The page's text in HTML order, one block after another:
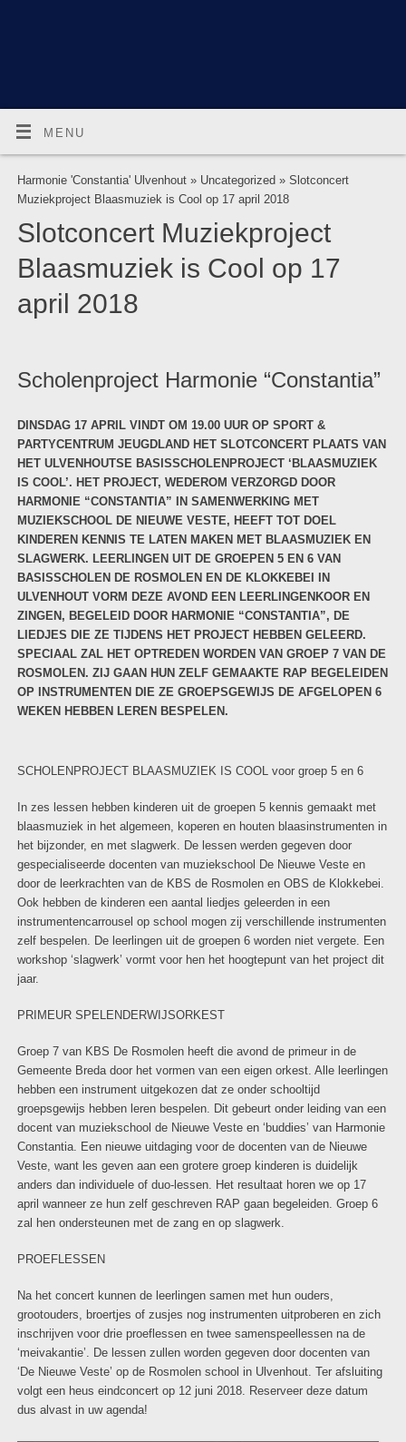
MENU
Harmonie 'Constantia' Ulvenhout» Uncategorized » Slotconcert
Muziekproject Blaasmuziek is Cool op 17 april 2018
Slotconcert Muziekproject
Blaasmuziek is Cool op 17
april 2018
Scholenproject Harmonie “Constantia”
DINSDAG 17 APRIL VINDT OM 19.00 UUR OP SPORT &
PARTYCENTRUM JEUGDLAND HET SLOTCONCERT PLAATS VAN
HET ULVENHOUTSE BASISSCHOLENPROJECT ‘BLAASMUZIEK
IS COOL’. HET PROJECT, WEDEROM VERZORGD DOOR
HARMONIE “CONSTANTIA” IN SAMENWERKING MET
MUZIEKSCHOOL DE NIEUWE VESTE, HEEFT TOT DOEL
KINDEREN KENNIS TE LATEN MAKEN MET BLAASMUZIEK EN
SLAGWERK. LEERLINGEN UIT DE GROEPEN 5 EN 6 VAN
BASISSCHOLEN DE ROSMOLEN EN DE KLOKKEBEI IN
ULVENHOUT VORM DEZE AVOND EEN LEERLINGENKOOR EN
ZINGEN, BEGELEID DOOR HARMONIE “CONSTANTIA”, DE
LIEDJES DIE ZE TIJDENS HET PROJECT HEBBEN GELEERD.
SPECIAAL ZAL HET OPTREDEN WORDEN VAN GROEP 7 VAN DE
ROSMOLEN. ZIJ GAAN HUN ZELF GEMAAKTE RAP BEGELEIDEN
OP INSTRUMENTEN DIE ZE GROEPSGEWIJS DE AFGELOPEN 6
WEKEN HEBBEN LEREN BESPELEN.
SCHOLENPROJECT BLAASMUZIEK IS COOL voor groep 5 en 6
In zes lessen hebben kinderen uit de groepen 5 kennis gemaakt met
blaasmuziek in het algemeen, koperen en houten blaasinstrumenten in
het bijzonder, en met slagwerk. De lessen werden gegeven door
gespecialiseerde docenten van muziekschool De Nieuwe Veste en
door de leerkrachten van de KBS de Rosmolen en OBS de Klokkebei.
Ook hebben de kinderen een aantal liedjes geleerden in een
instrumentencarrousel op school mogen zij verschillende instrumenten
zelf bespelen. De leerlingen uit de groepen 6 worden niet vergete. Een
workshop ‘slagwerk’ vormt voor hen het hoogtepunt van het project dit
jaar.
PRIMEUR SPELENDERWIJSORKEST
Groep 7 van KBS De Rosmolen heeft die avond de primeur in de
Gemeente Breda door het vormen van een eigen orkest. Alle leerlingen
hebben een instrument uitgekozen dat ze onder schooltijd
groepsgewijs hebben leren bespelen. Dit gebeurt onder leiding van een
docent van muziekschool de Nieuwe Veste en ‘buddies’ van Harmonie
Constantia. Een nieuwe uitdaging voor de docenten van de Nieuwe
Veste, want les geven aan een grotere groep kinderen is duidelijk
anders dan individuele of duo-lessen. Het resultaat horen we op 17
april wanneer ze hun zelf geschreven RAP gaan begeleiden. Groep 6
zal hen ondersteunen met de zang en op slagwerk.
PROEFLESSEN
Na het concert kunnen de leerlingen samen met hun ouders,
grootouders, broertjes of zusjes nog instrumenten uitproberen en zich
inschrijven voor drie proeflessen en twee samenspeellessen na de
‘meivakantie’. De lessen zullen worden gegeven door docenten van
‘De Nieuwe Veste’ op de Rosmolen school in Ulvenhout. Ter afsluiting
volgt een heus eindconcert op 12 juni 2018. Reserveer deze datum
dus alvast in uw agenda!